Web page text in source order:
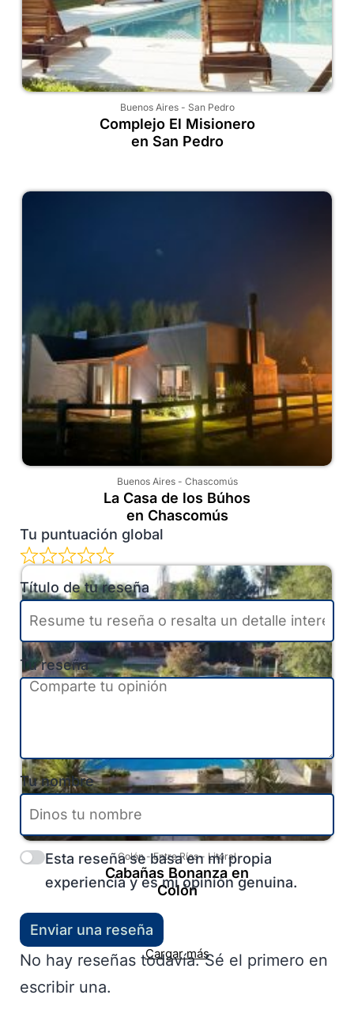
Buenos Aires- San Pedro
Complejo El Misionero
en San Pedro
Buenos Aires- Chascomús
La Casa de los Búhos
en Chascomús
Colón-Entre Ríos- Litoral
Cabañas Bonanza en
Colón
Cargar más
Tu puntuación global
Título de tu reseña
Tu reseña
Tu nombre
Esta reseña se basa en mi propia
experiencia y es mi opinión genuina.
Enviar una reseña
No hay reseñas todavía. Sé el primero en
escribir una.